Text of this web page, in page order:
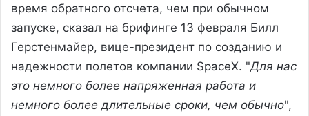
время обратного отсчета, чем при обычном
запуске, сказал на брифинге 13 февраля Билл
Герстенмайер, вице-президент по созданию и
надежности полетов компании SpaceX. "Для нас
это немного более напряженная работа и
немного более длительные сроки, чем обычно",